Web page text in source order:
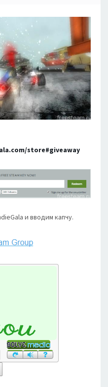
store#giveaway
и вводим капчу.